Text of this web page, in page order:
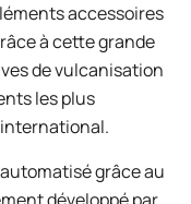
accessoires
à cette grande
de vulcanisation
les plus
grâce au